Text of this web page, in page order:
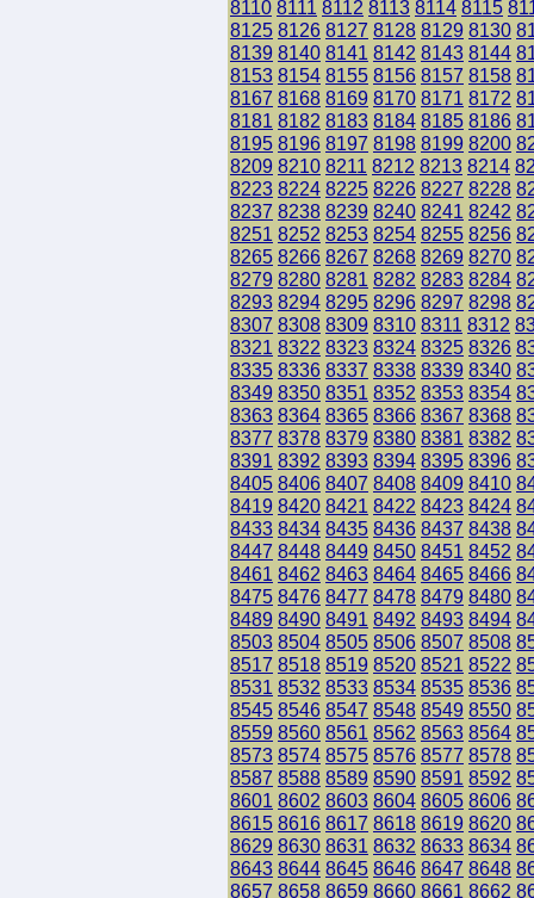
8110 8111 8112 8113 8114 8115
8125 8126 8127 8128 8129 8130
8139 8140 8141 8142 8143 8144
8153 8154 8155 8156 8157 8158
8167 8168 8169 8170 8171 8172
8181 8182 8183 8184 8185 8186
8195 8196 8197 8198 8199 8200
8209 8210 8211 8212 8213 8214
8223 8224 8225 8226 8227 8228
8237 8238 8239 8240 8241 8242
8251 8252 8253 8254 8255 8256
8265 8266 8267 8268 8269 8270
8279 8280 8281 8282 8283 8284
8293 8294 8295 8296 8297 8298
8307 8308 8309 8310 8311 8312
8321 8322 8323 8324 8325 8326
8335 8336 8337 8338 8339 8340
8349 8350 8351 8352 8353 8354
8363 8364 8365 8366 8367 8368
8377 8378 8379 8380 8381 8382
8391 8392 8393 8394 8395 8396
8405 8406 8407 8408 8409 8410
8419 8420 8421 8422 8423 8424
8433 8434 8435 8436 8437 8438
8447 8448 8449 8450 8451 8452
8461 8462 8463 8464 8465 8466
8475 8476 8477 8478 8479 8480
8489 8490 8491 8492 8493 8494
8503 8504 8505 8506 8507 8508
8517 8518 8519 8520 8521 8522
8531 8532 8533 8534 8535 8536
8545 8546 8547 8548 8549 8550
8559 8560 8561 8562 8563 8564
8573 8574 8575 8576 8577 8578
8587 8588 8589 8590 8591 8592
8601 8602 8603 8604 8605 8606
8615 8616 8617 8618 8619 8620
8629 8630 8631 8632 8633 8634
8643 8644 8645 8646 8647 8648
8657 8658 8659 8660 8661 8662